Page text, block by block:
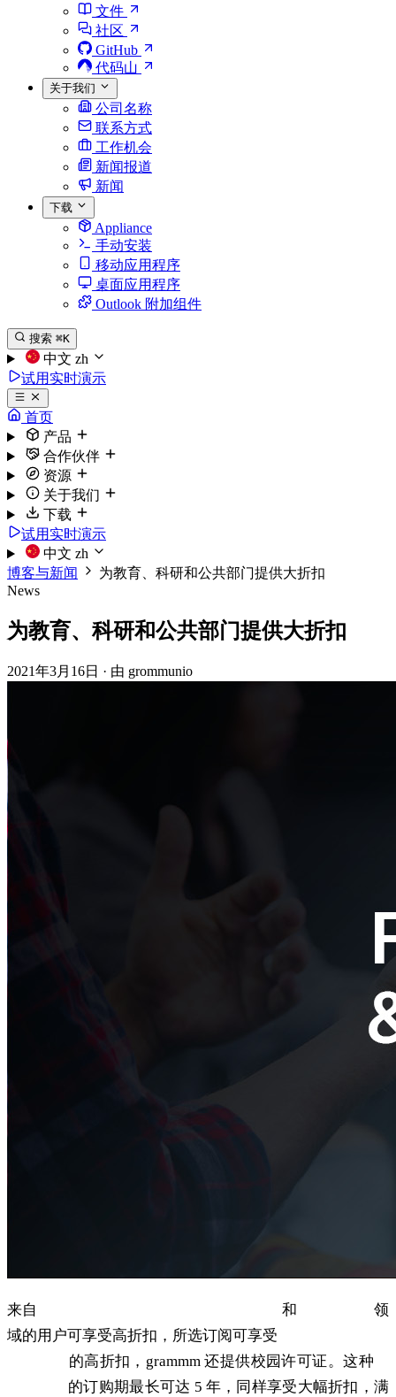
文件
社区
GitHub
代码山
关于我们
公司名称
联系方式
工作机会
新闻报道
新闻
下载
Appliance
手动安装
移动应用程序
桌面应用程序
Outlook 附加组件
搜索 ⌘K
中文 zh
试用实时演示
首页
产品
合作伙伴
资源
关于我们
下载
试用实时演示
中文 zh
博客与新闻
为教育、科研和公共部门提供大折扣
News
为教育、科研和公共部门提供大折扣
2021年3月16日 · 由 grommunio
来自 教育、研究、公共部门、当局、政府和 非营利组织领
域的用户可享受高折扣，所选订阅可享受
的高折扣，grammm 还提供校园许可证。这种
的订购期最长可达 5 年，同样享受大幅折扣，满